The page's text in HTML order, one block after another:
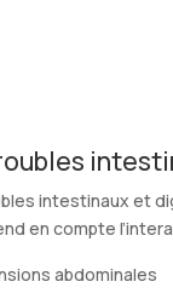
intestinaux et
en compte
abdominales